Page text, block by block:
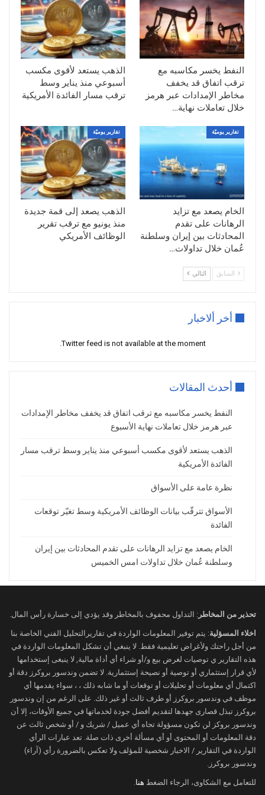
وقف إطلاق النار مع إيران “لم يعد قائمًا”،
مشيرًا إلى أن واشنطن مستعدة لتنفيذ ضربات
إضافية وفرض حصار بحري إذا استمرت
الهجمات على السفن التجارية في الخليج.
وأعادت هذه التصريحات تسعير علاوة المخاطر
الجيوسياسية في أسواق النفط، وسط مخاوف
من أن يؤدي أي تصعيد جديد إلى تعطيل
تدفقات الخام من منطقة الخليج، التي تمثل
أحد أكبر مراكز إنتاج وتصدير الطاقة في العالم.
مضيق هرمز في قلب المخاوف
تركزت مخاوف المستثمرين على مستقبل
الملاحة في مضيق هرمز، الذي تمر عبره نحو
خُمس إمدادات النفط العالمية، بعدما تعرضت
ثلاث سفن تجارية لهجمات داخل المضيق أو
في محيطه خلال الساعات الماضية.
وأدى ذلك إلى رفع المركز البحري المشترك
للمعلومات، بقيادة الولايات المتحدة، مستوى
محذرًا من احتمال وقوع هجمات إضافية
تستهدف حركة الملاحة خلال الفترة المقبلة.
ورغم أن حركة الشحن بدأت تتعافى تدريجيًا
أي مواجهات عسكرية جديدة إلى تعطيل
عمليات التصدير وارتفاع تكاليف النقل
والتأمين.
الأسعار تقلص مكاسبها بعد تهدئة من ترامب
ورغم المكاسب القوية، تخلت أسعار النفط عن
جزء من ارتفاعها بعد أن خفف ترامب من حدة
تصريحاته، مؤكدًا أنه لا يتوقع اندلاع حرب
واسعة بين الولايات المتحدة وإيران.
وقال الرئيس الأمريكي إن المواجهة “لن
كان “أقوى بعشر مرات” من الهجمات التي
استهدفت السفن، وأن الأسواق ستشهد
وأضاف أن وفرة الإمدادات العالمية ستحد من
استمرار ارتفاع الأسعار، متوقعًا أن تتراجع
أسعار النفط بمجرد عودة حركة الشحن إلى
طبيعتها.
واشنطن وطهران تتبادلان التصعيد
في المقابل، لوحت إيران بإغلاق مضيق هرمز
إذا تعرضت لهجمات جديدة، مؤكدة أنها سترد
“بحزم” على أي تصعيد عسكري أمريكي، في
تصريحات نقلتها وسائل إعلام رسمية.
وجاءت هذه التهديدات بعدما أعلنت القيادة
النفط يخسر مكاسبه مع
ترقب اتفاق قد يخفف
مخاطر الإمدادات عبر هرمز
خلال تعاملات نهاية…
الذهب يستعد لأقوى مكسب
أسبوعي منذ يناير وسط
ترقب مسار الفائدة الأمريكية
تقارير يوميّة
الخام يصعد مع تزايد
الرهانات على تقدم
المحادثات بين إيران وسلطنة
عُمان خلال تداولات…
تقارير يوميّة
الذهب يصعد إلى قمة جديدة
منذ يونيو مع ترقب تقرير
الوظائف الأمريكي
السابق التالي
أخر ألاخبار
Twitter feed is not available at the moment.
أحدث المقالات
النفط يخسر مكاسبه مع ترقب اتفاق قد يخفف مخاطر الإمدادات
عبر هرمز خلال تعاملات نهاية الأسبوع
الذهب يستعد لأقوى مكسب أسبوعي منذ يناير وسط ترقب مسار
الفائدة الأمريكية
نظرة عامة على الأسواق
الأسواق تترقّب بيانات الوظائف الأمريكية وسط تغيّر توقعات
الفائدة
الخام يصعد مع تزايد الرهانات على تقدم المحادثات بين إيران
وسلطنة عُمان خلال تداولات امس الخميس
تحذير من المخاطر : التداول محفوف بالمخاطر وقد يؤدي إلى خسارة رأس المال.
اخلاء المسؤلية: يتم توفير المعلومات الواردة في تقاريرالتحليل الفني الخاصة بنا
من أجل راحتك ولأغراض تعليمية فقط. لا ينبغي أن تشكل المعلومات الواردة في
هذه التقارير ي توصيات لغرض بيع و/أو شراء أي أداة مالية, لا ينبغى إستخدامها
لأي قرار إستثماري أو توصية أو نصيحة إستثمارية. لا تضمن وندسور بروكرز دقة أو
اكتمال أي معلومات أو تحليلات أو توقعات أو ما شابه ذلك ، ، سواء يقدمها أي
موظف في وندسور بروكرز أو طرف ثالث أو غير ذلك. على الرغم من إن وندسور
بروكرز تبذل قصارى جهدها لتقديم أفضل جودة لخدماتها في جميع الأوقات، إلا أن
وندسور بروكز لن تكون مسؤولة تجاه أي عميل / شريك و / أو شخص ثالث عن
دقة المعلومات أو المحتوى أو أي مسألة أخرى ذات صلة. تعد عبارات الرأي
الواردة في التقارير / الاخبار شخصية للمؤلف ولا تعكس بالضرورة رأي (آراء)
وندسور بروكرز.
للتعامل مع الشكاوى، الرجاء الضغط هنا